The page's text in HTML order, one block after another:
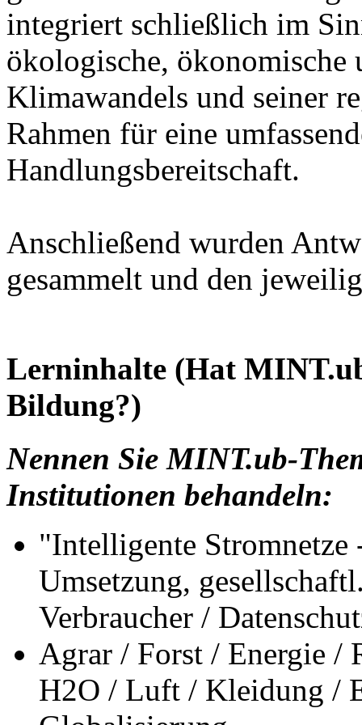
integriert schließlich im
ökologische, ökonomische
Klimawandels und seiner
Rahmen für eine
Handlungsbereitschaft.
Anschließend wurden
gesammelt und den
Lerninhalte (Hat
Bildung?)
Nennen Sie MINT.ub-
Institutionen behandeln:
"Intelligente Stromnetze
Umsetzung,
Verbraucher /
Agrar / Forst / Energie /
H2O / Luft / Kleidung /